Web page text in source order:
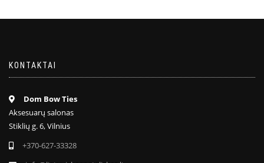
KONTAKTAI
Dom Bow Ties
Aksesuarų salonas
Stiklių g. 6, Vilnius
+370-627-33328